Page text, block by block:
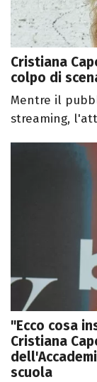
Cristiana
colpo di
Mentre il
streaming,
"Ecco cosa
Cristiana
scuola